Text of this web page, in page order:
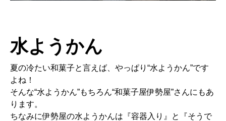
水ようかん
夏の冷たい和菓子と言えば、やっぱり“水ようかん”です
よね！
そんな“水ようかん”もちろん“和菓子屋伊勢屋”さんにもあ
ります。
ちなみに伊勢屋の水ようかんは『容器入り』と『そうで